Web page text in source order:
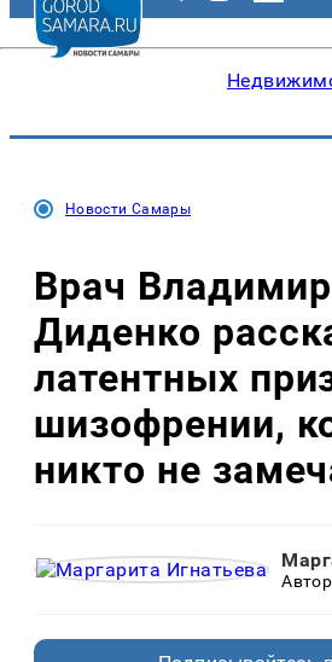
Новости Самары
Врач Владимир
Диденко
латентных
шизофрении,
никто не